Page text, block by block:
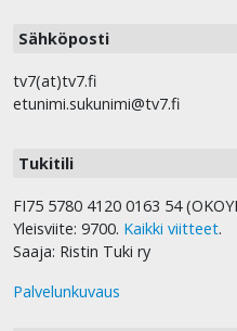
Sähköposti
tv7(at)tv7.fi
etunimi.sukunimi@tv7.fi
Tukitili
FI75 5780 4120 0163 54
Yleisviite: 9700. Kaikki viitteet.
Saaja: Ristin Tuki ry
Palvelunkuvaus